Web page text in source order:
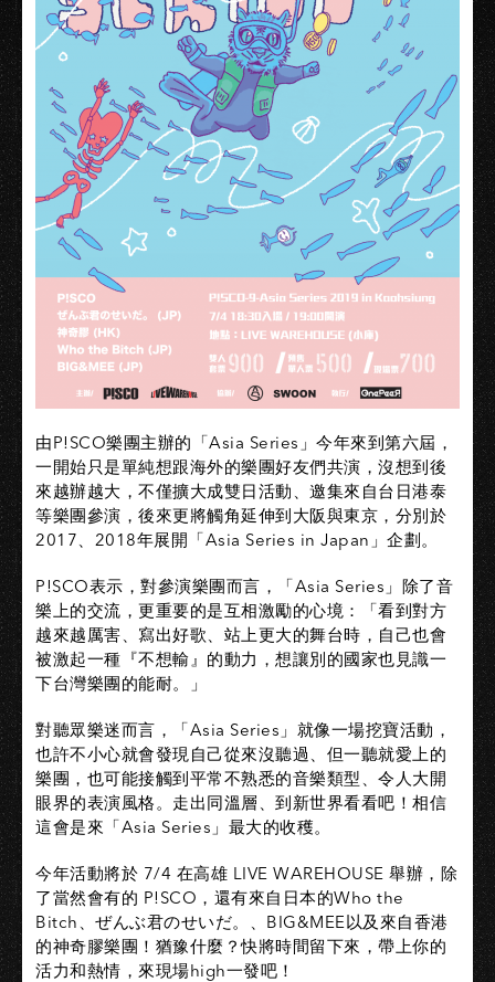
由P!SCO樂團主辦的「Asia Series」今年來到第六屆，
一開始只是單純想跟海外的樂團好友們共演，沒想到後
來越辦越大，不僅擴大成雙日活動、邀集來自台日港泰
等樂團參演，後來更將觸角延伸到大阪與東京，分別於
2017、2018年展開「Asia Series in Japan」企劃。
P!SCO表示，對參演樂團而言，「Asia Series」除了音
樂上的交流，更重要的是互相激勵的心境：「看到對方
越來越厲害、寫出好歌、站上更大的舞台時，自己也會
被激起一種『不想輸』的動力，想讓別的國家也見識一
下台灣樂團的能耐。」
對聽眾樂迷而言，「Asia Series」就像一場挖寶活動，
也許不小心就會發現自己從來沒聽過、但一聽就愛上的
樂團，也可能接觸到平常不熟悉的音樂類型、令人大開
眼界的表演風格。走出同溫層、到新世界看看吧！相信
這會是來「Asia Series」最大的收穫。
今年活動將於 7/4 在高雄 LIVE WAREHOUSE 舉辦，除
了當然會有的 P!SCO，還有來自日本的Who the
Bitch、ぜんぶ君のせいだ。、BIG&MEE以及來自香港
的神奇膠樂團！猶豫什麼？快將時間留下來，帶上你的
活力和熱情，來現場high一發吧！